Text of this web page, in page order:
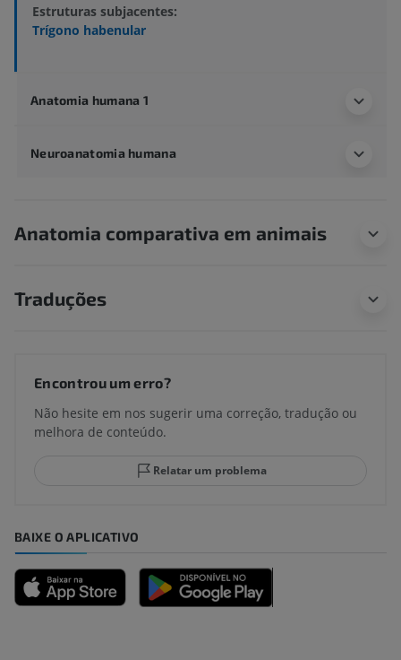
Estruturas subjacentes:
Trígono habenular
Anatomia humana 1
Neuroanatomia humana
Anatomia comparativa em animais
Traduções
Encontrou um erro?
Não hesite em nos sugerir uma correção, tradução ou
melhora de conteúdo.
Relatar um problema
BAIXE O APLICATIVO